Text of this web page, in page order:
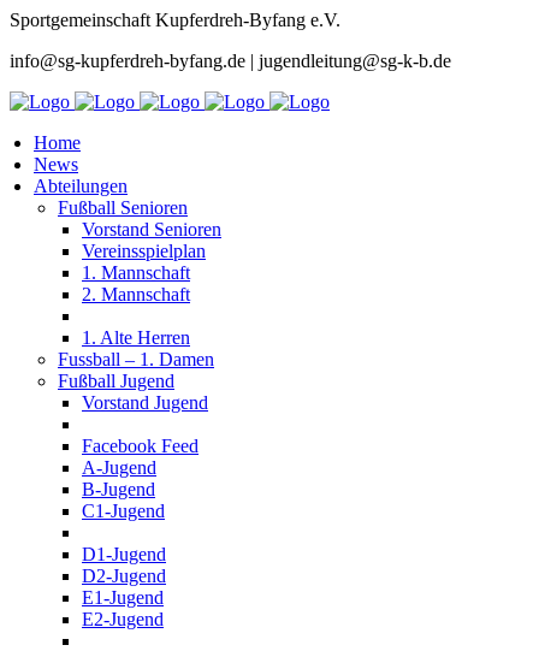
Sportgemeinschaft Kupferdreh-Byfang e.V.
info@sg-kupferdreh-byfang.de | jugendleitung@sg-k-b.de
Home
News
Abteilungen
Fußball Senioren
Vorstand Senioren
Vereinsspielplan
1. Mannschaft
2. Mannschaft
1. Alte Herren
Fussball – 1. Damen
Fußball Jugend
Vorstand Jugend
Facebook Feed
A-Jugend
B-Jugend
C1-Jugend
D1-Jugend
D2-Jugend
E1-Jugend
E2-Jugend